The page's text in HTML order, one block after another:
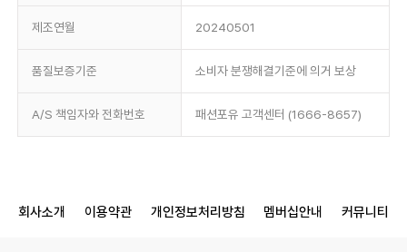
제조연월 20240501
품질보증기준 소비자 분쟁해결기준에 의거 보상
A/S 책임자와 전화번호 패션포유 고객센터 (1666-8657)
회사소개 이용약관 개인정보처리방침 멤버십안내 커뮤니티